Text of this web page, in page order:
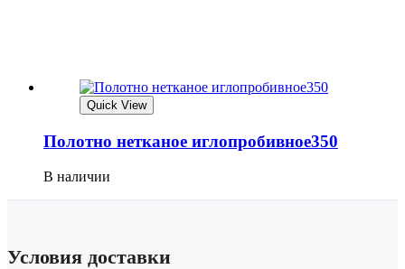
Quick View
Полотно нетканое иглопробивное350
В наличии
Условия доставки